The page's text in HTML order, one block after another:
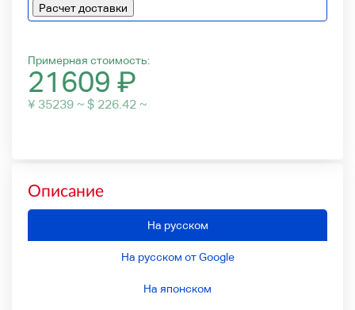
Расчет доставки
Примерная стоимость:
21609 ₽
¥ 35239 ~ $ 226.42 ~
Описание
На русском
На русском от Google
На японском